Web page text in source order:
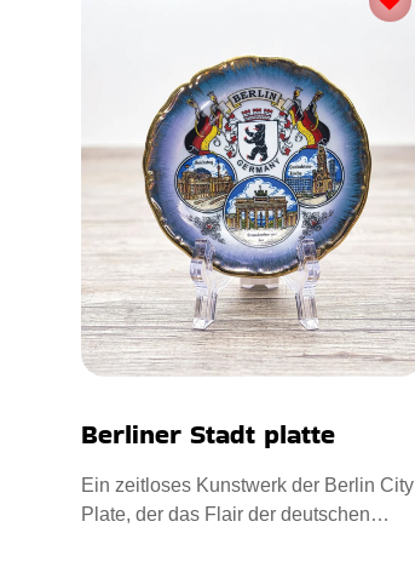
Berliner Stadt platte
Ein zeitloses Kunstwerk der Berlin City
Plate, der das Flair der deutschen